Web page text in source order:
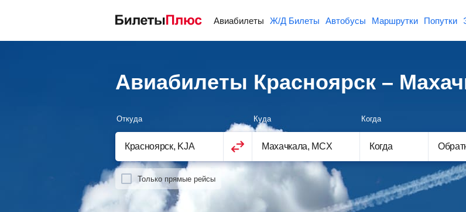
Авиабилеты Ж/Д Билеты Автобусы Маршрутки Попутки
Авиабилеты Красноярск –
Откуда Куда
Когда
Когда
Только прямые рейсы